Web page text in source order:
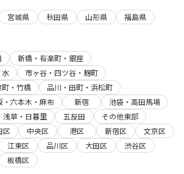
宮城県 秋田県 山形県
福島県
新橋・有楽町・銀座
水
市ヶ谷・四ツ谷・麹町
・竹橋
品川・田町・浜松町
・六本木・麻布 新宿
池袋・高田馬場
浅草・日暮里 五反田
その他東部
区 中央区 港区 新宿区
文京区
江東区 品川区 大田区
渋谷区
板橋区